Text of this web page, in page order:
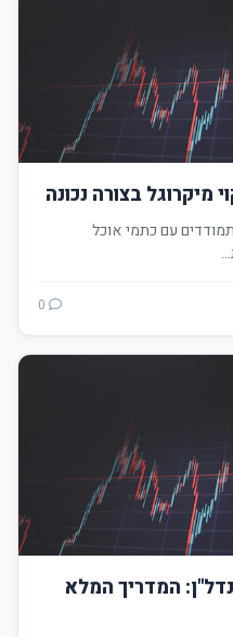
מיקרוגל בצורה נכונה
עם כתמי אוכל
המדריך המלא